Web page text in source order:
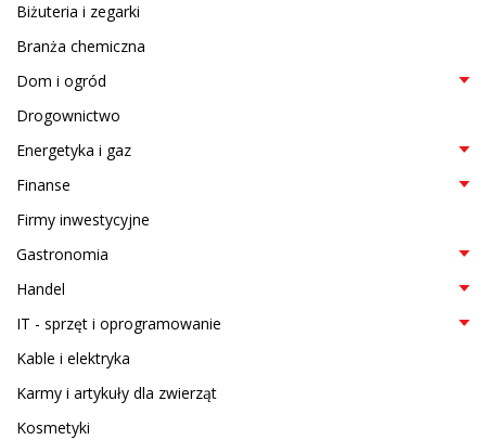
Biżuteria i zegarki
Branża chemiczna
Dom i ogród
Drogownictwo
Energetyka i gaz
Finanse
Firmy inwestycyjne
Gastronomia
Handel
IT - sprzęt i oprogramowanie
Kable i elektryka
Karmy i artykuły dla zwierząt
Kosmetyki